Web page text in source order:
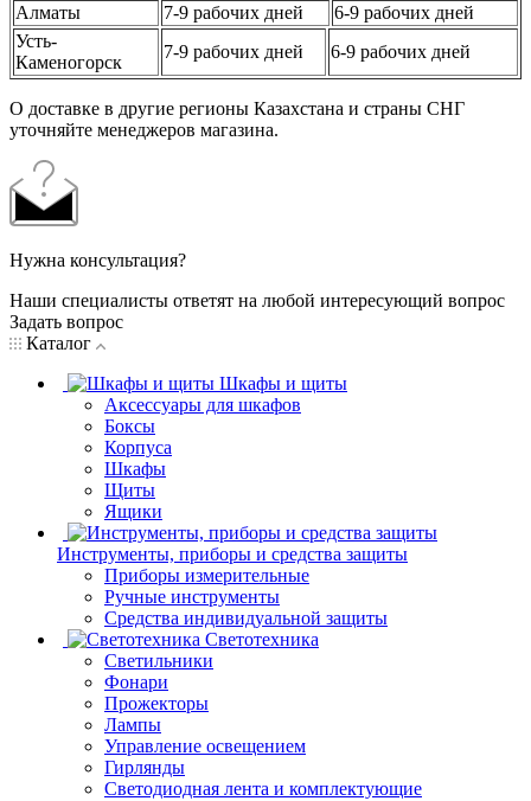
Алматы
7-9 рабочих дней
6-9 рабочих дней
Усть-
Каменогорск
7-9 рабочих дней 6-9 рабочих дней
О доставке в другие регионы Казахстана и страны СНГ
уточняйте менеджеров магазина.
Нужна консультация?
Наши специалисты ответят на любой интересующий вопрос
Задать вопрос
Каталог
Шкафы и щиты
Аксессуары для шкафов
Боксы
Корпуса
Шкафы
Щиты
Ящики
Инструменты, приборы и средства защиты
Приборы измерительные
Ручные инструменты
Средства индивидуальной защиты
Светотехника
Светильники
Фонари
Прожекторы
Лампы
Управление освещением
Гирлянды
Светодиодная лента и комплектующие